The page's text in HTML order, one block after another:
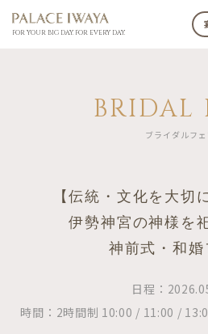
FOR YOUR BIG DAY. FOR EVERY DAY.
BRIDAL
ブライダルフェ
【伝統・文化を大切
伊勢神宮の神様を
神前式・和婚
日程：
時間：2時間制 10:00 / 11:00 /